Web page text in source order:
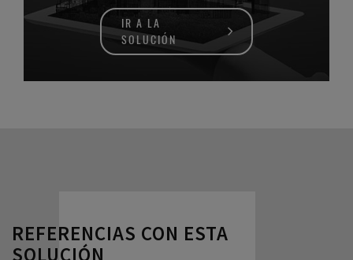
IR A LA
SOLUCIÓN
REFERENCIAS CON ESTA
SOLUCIÓN